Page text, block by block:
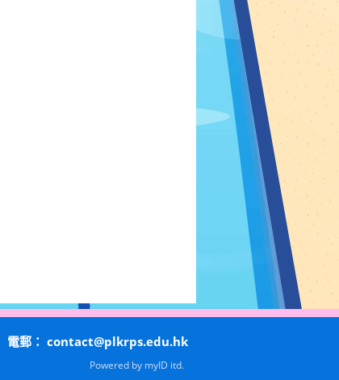
電郵： contact@plkrps.edu.hk
Powered by myID itd.